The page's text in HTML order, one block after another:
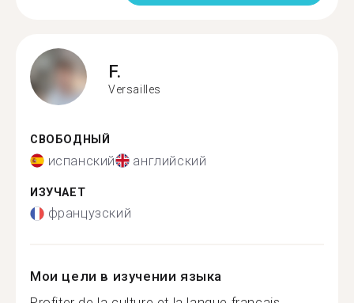
F.
Versailles
СВОБОДНЫЙ
испанский английский
ИЗУЧАЕТ
французский
Мои цели в изучении языка